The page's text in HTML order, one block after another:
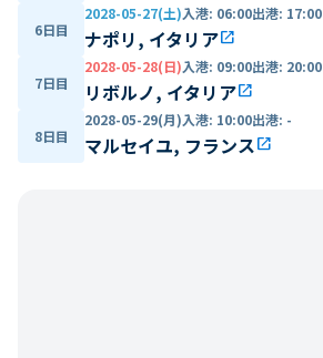
6日目
2028-05-27(土)入港: 06:00出港: 17:00
ナポリ, イタリアopen_in_new
7日目
2028-05-28(日)入港: 09:00出港: 20:00
リボルノ, イタリアopen_in_new
8日目
2028-05-29(月)入港: 10:00出港: -
マルセイユ, フランスopen_in_new